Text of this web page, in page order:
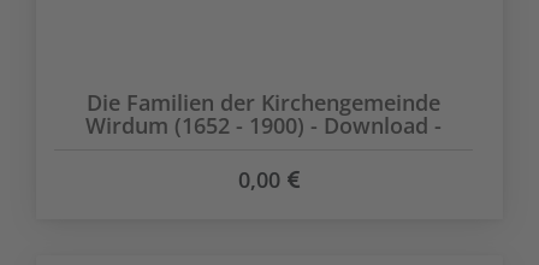
Die Familien der Kirchengemeinde
Wirdum (1652 - 1900) - Download -
0,00